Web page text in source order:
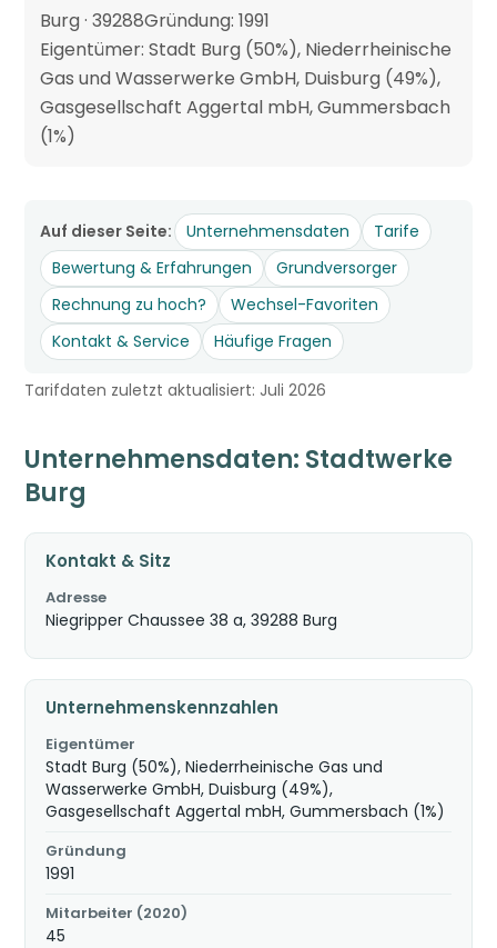
Burg · 39288Gründung: 1991
Eigentümer: Stadt Burg (50%), Niederrheinische
Gas und Wasserwerke GmbH, Duisburg (49%),
Gasgesellschaft Aggertal mbH, Gummersbach
(1%)
Auf dieser Seite: Unternehmensdaten
Tarife
Bewertung & Erfahrungen
Grundversorger
Rechnung zu hoch?
Wechsel-Favoriten
Kontakt & Service
Häufige Fragen
Tarifdaten zuletzt aktualisiert: Juli 2026
Unternehmensdaten: Stadtwerke
Burg
Kontakt & Sitz
Adresse
Niegripper Chaussee 38 a, 39288 Burg
Unternehmenskennzahlen
Eigentümer
Stadt Burg (50%), Niederrheinische Gas und
Wasserwerke GmbH, Duisburg (49%),
Gasgesellschaft Aggertal mbH, Gummersbach (1%)
Gründung
1991
Mitarbeiter (2020)
45